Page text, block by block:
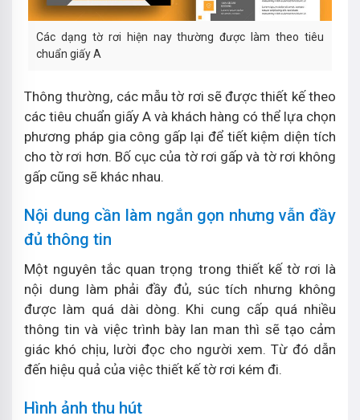
Các dạng tờ rơi hiện nay thường được làm theo tiêu
chuẩn giấy A
Thông thường, các mẫu tờ rơi sẽ được thiết kế theo
các tiêu chuẩn giấy A và khách hàng có thể lựa chọn
phương pháp gia công gấp lại để tiết kiệm diện tích
cho tờ rơi hơn. Bố cục của tờ rơi gấp và tờ rơi không
gấp cũng sẽ khác nhau.
Nội dung cần làm ngắn gọn nhưng vẫn đầy
đủ thông tin
Một nguyên tắc quan trọng trong thiết kế tờ rơi là
nội dung làm phải đầy đủ, súc tích nhưng không
được làm quá dài dòng. Khi cung cấp quá nhiều
thông tin và việc trình bày lan man thì sẽ tạo cảm
giác khó chịu, lười đọc cho người xem. Từ đó dẫn
đến hiệu quả của việc thiết kế tờ rơi kém đi.
Hình ảnh thu hút